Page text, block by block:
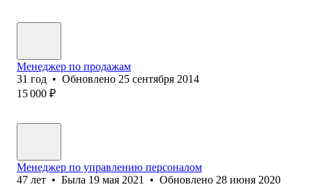
Менеджер по продажам
31 год • Обновлено 25 сентября 2014
15 000 ₽
Менеджер по управлению персоналом
47 лет • Была 19 мая 2021 • Обновлено 28 июня 2020